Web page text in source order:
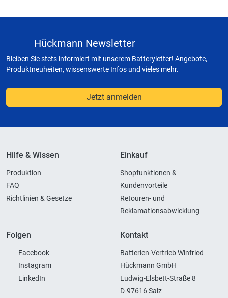
Hückmann Newsletter
Bleiben Sie stets informiert mit unserem Batteryletter! Angebote,
Produktneuheiten, wissenswerte Infos und vieles mehr.
Jetzt anmelden
Hilfe & Wissen
Produktion
FAQ
Richtlinien & Gesetze
Einkauf
Shopfunktionen &
Kundenvorteile
Retouren- und
Reklamationsabwicklung
Folgen
Facebook
Instagram
LinkedIn
Kontakt
Batterien-Vertrieb Winfried
Hückmann GmbH
Ludwig-Elsbett-Straße 8
D-97616 Salz